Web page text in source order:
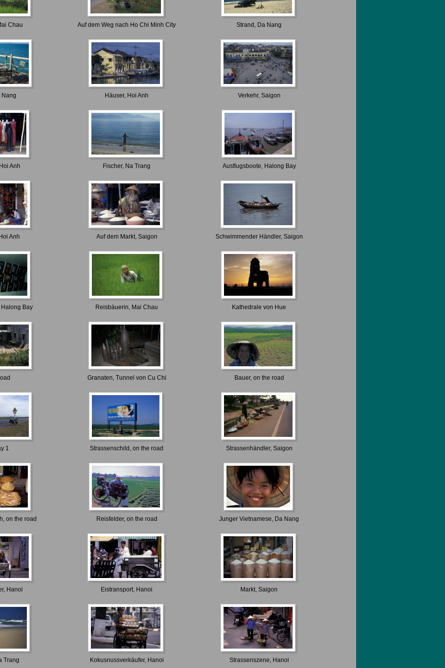
Chau Auf dem Weg nach Ho Chi Minh City Strand, Da Nang
Nang Häuser, Hoi Anh Verkehr, Saigon
Anh Fischer, Na Trang Ausflugsboote, Halong Bay
Anh Auf dem Markt, Saigon Schwimmender Händler, Saigon
Bay Reisbäuerin, Mai Chau Kathedrale von Hue
Granaten, Tunnel von Cu Chi Bauer, on the road
1 Strassenschild, on the road Strassenhändler, Saigon
on the road Reisfelder, on the road Junger Vietnamese, Da Nang
Hanoi Eistransport, Hanoi Markt, Saigon
Trang Kokusnussverkäufer, Hanoi Strassenszene, Hanoi